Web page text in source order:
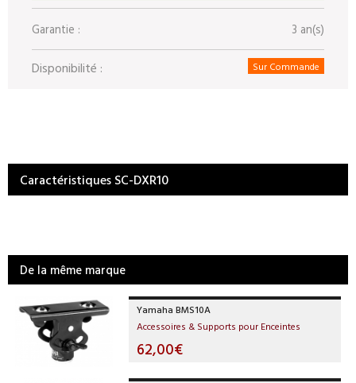
Garantie : 3 an(s)
Disponibilité : Sur Commande
Caractéristiques SC-DXR10
De la même marque
Yamaha BMS10A
Accessoires & Supports pour Enceintes
62,00€